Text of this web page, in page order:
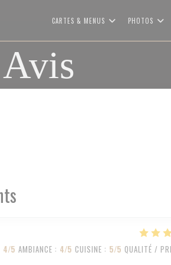
CARTES & MENUS PHOTOS
Avis
4/5 AMBIANCE : 4/5 CUISINE : 5/5 QUALITÉ /